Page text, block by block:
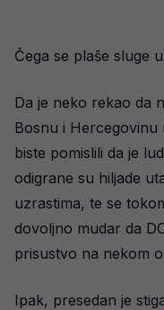
Čega se plaše sluge
Da je neko rekao da
Bosnu i Hercegovinu
biste pomislili da je
odigrane su hiljade
uzrastima, te se
dovoljno mudar da
prisustvo na nekom
Ipak, presedan je